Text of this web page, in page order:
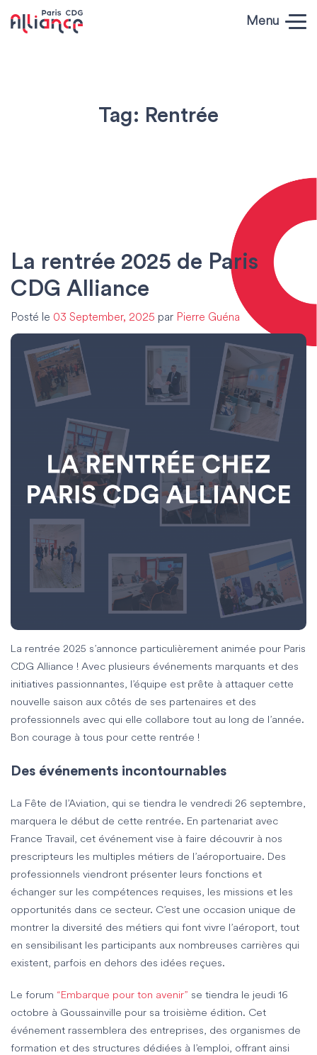
Skip to content
Menu
Tag: Rentrée
La rentrée 2025 de Paris
CDG Alliance
Posté le 03 September, 2025 par Pierre Guéna
La rentrée 2025 s’annonce particulièrement animée pour Paris
CDG Alliance ! Avec plusieurs événements marquants et des
initiatives passionnantes, l’équipe est prête à attaquer cette
nouvelle saison aux côtés de ses partenaires et des
professionnels avec qui elle collabore tout au long de l’année.
Bon courage à tous pour cette rentrée !
Des événements incontournables
La Fête de l’Aviation, qui se tiendra le vendredi 26 septembre,
marquera le début de cette rentrée. En partenariat avec
France Travail, cet événement vise à faire découvrir à nos
prescripteurs les multiples métiers de l’aéroportuaire. Des
professionnels viendront présenter leurs fonctions et
échanger sur les compétences requises, les missions et les
opportunités dans ce secteur. C’est une occasion unique de
montrer la diversité des métiers qui font vivre l’aéroport, tout
en sensibilisant les participants aux nombreuses carrières qui
existent, parfois en dehors des idées reçues.
Le forum “Embarque pour ton avenir” se tiendra le jeudi 16
octobre à Goussainville pour sa troisième édition. Cet
événement rassemblera des entreprises, des organismes de
formation et des structures dédiées à l’emploi, offrant ainsi